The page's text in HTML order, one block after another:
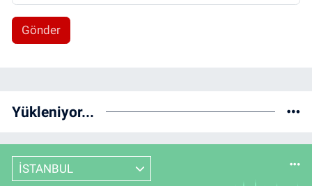
Gönder
Yükleniyor...
İSTANBUL